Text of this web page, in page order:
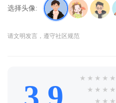
选择头像:
请文明发言，遵守社区规范
★ ★ ★ ★ ★
★ ★ ★ ★
★ ★ ★